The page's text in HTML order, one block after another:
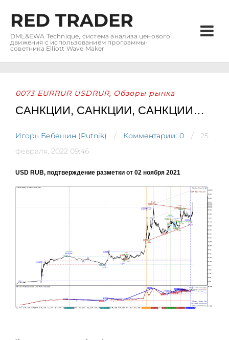
RED TRADER
DML&EWA Technique, система анализа ценового
движения с использованием программы-
советника Elliott Wave Maker
0073 EURRUR USDRUR, Обзоры рынка
САНКЦИИ, САНКЦИИ, САНКЦИИ…
Игорь Бебешин (Putnik) Комментарии: 0
25
февраля, 2022 09:46
USD RUB, подтверждение разметки от 02 ноября 2021